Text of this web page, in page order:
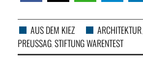
AUS DEM KIEZ ARCHITEKTUR,
PREUSSAG,STIFTUNG WARENTEST